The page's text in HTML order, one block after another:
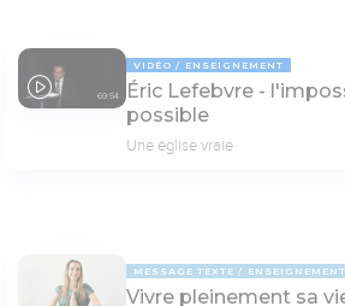
69:54
VIDÉO ENSEIGNEMENT
Éric Lefebvre -
possible
Une église vraie
MESSAGE TEXTE
Vivre pleinement sa